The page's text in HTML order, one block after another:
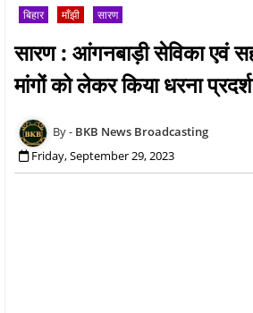
बिहार माँझी सारण
सारण : आंगनबाड़ी सेविका एवं
मांगों को लेकर किया धरना
BKB News Broadcasting
Friday, September 29, 2023